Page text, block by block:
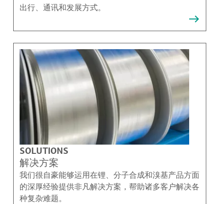
出行、通讯和发展方式。
SOLUTIONS
解决方案
我们很自豪能够运用在锂、分子合成和溴基产品方面
的深厚经验提供非凡解决方案，帮助诸多客户解决各
种复杂难题。